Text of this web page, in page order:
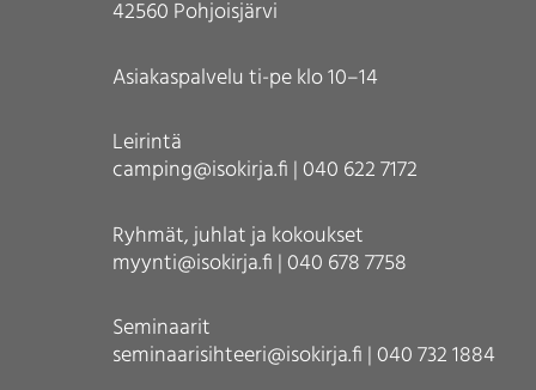
42560 Pohjoisjärvi
Asiakaspalvelu ti-pe klo 10–14
Leirintä
camping@isokirja.fi | 040 622 7172
Ryhmät, juhlat ja kokoukset
myynti@isokirja.fi | 040 678 7758
Seminaarit
seminaarisihteeri@isokirja.fi | 040 732 1884